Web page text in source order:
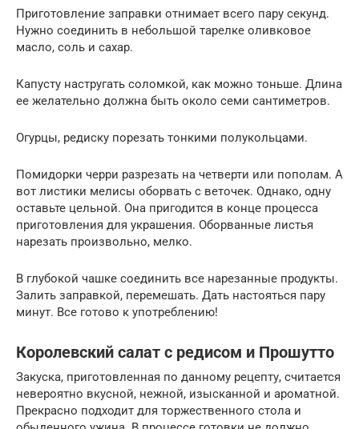
Приготовление заправки отнимает всего пару секунд.
Нужно соединить в небольшой тарелке оливковое
масло, соль и сахар.
Капусту настругать соломкой, как можно тоньше. Длина
ее желательно должна быть около семи сантиметров.
Огурцы, редиску порезать тонкими полукольцами.
Помидорки черри разрезать на четверти или пополам. А
вот листики мелисы оборвать с веточек. Однако, одну
оставьте цельной. Она пригодится в конце процесса
приготовления для украшения. Оборванные листья
нарезать произвольно, мелко.
В глубокой чашке соединить все нарезанные продукты.
Залить заправкой, перемешать. Дать настояться пару
минут. Все готово к употреблению!
Королевский салат с редисом и Прошутто
Закуска, приготовленная по данному рецепту, считается
невероятно вкусной, нежной, изысканной и ароматной.
Прекрасно подходит для торжественного стола и